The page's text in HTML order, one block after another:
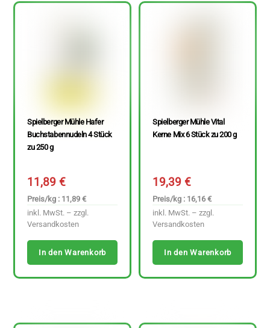
Spielberger Mühle Hafer
Buchstabennudeln 4 Stück
zu 250 g
11,89€
Preis/kg : 11,89 €
inkl. MwSt. – zzgl.
Versandkosten
In den Warenkorb
Spielberger Mühle Vital
Kerne Mix 6 Stück zu 200 g
19,39€
Preis/kg : 16,16 €
inkl. MwSt. – zzgl.
Versandkosten
In den Warenkorb